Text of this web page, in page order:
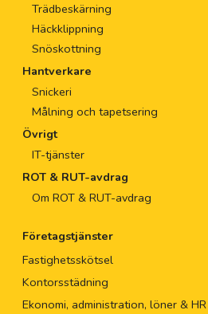
Trädbeskärning
Häckklippning
Snöskottning
Hantverkare
Snickeri
Målning och tapetsering
Övrigt
IT-tjänster
ROT & RUT-avdrag
Om ROT & RUT-avdrag
Företagstjänster
Fastighetsskötsel
Kontorsstädning
Ekonomi, administration, löner & HR